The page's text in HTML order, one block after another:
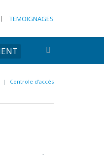
TEMOIGNAGES
| Controle d’accès